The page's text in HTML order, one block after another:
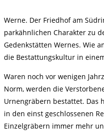
Werne. Der Friedhof am
parkähnlichen Charakter zu
Gedenkstätten Wernes. Wie
die Bestattungskultur in
Waren noch vor wenigen
Norm, werden die
Urnengräbern bestattet. Das
in den einst geschlossenen
Einzelgräbern immer mehr